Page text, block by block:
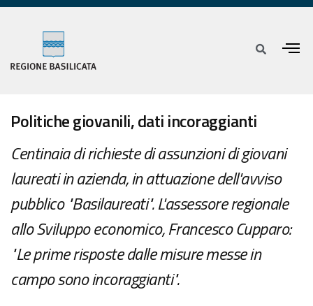
Politiche giovanili, dati incoraggianti
Centinaia di richieste di assunzioni di giovani
laureati in azienda, in attuazione dell'avviso
pubblico "Basilaureati". L'assessore regionale
allo Sviluppo economico, Francesco Cupparo:
"Le prime risposte dalle misure messe in
campo sono incoraggianti".